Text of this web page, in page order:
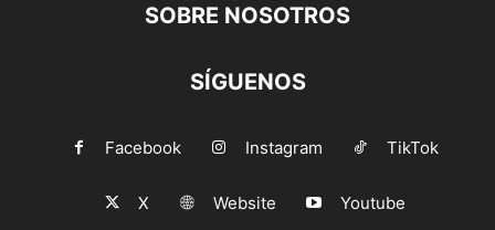
SOBRE NOSOTROS
SÍGUENOS
Facebook Instagram TikTok
X Website Youtube